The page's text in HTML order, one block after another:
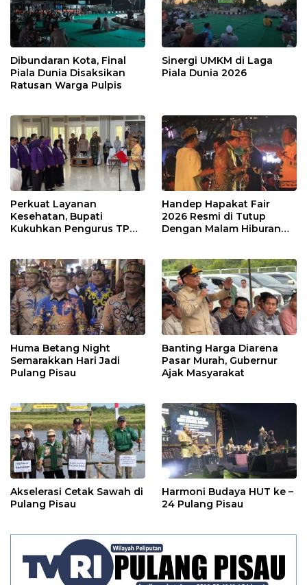
Dibundaran Kota, Final
Piala Dunia Disaksikan
Ratusan Warga Pulpis
Sinergi UMKM di Laga
Piala Dunia 2026
Perkuat Layanan
Kesehatan, Bupati
Kukuhkan Pengurus TP
Handep Hapakat Fair
2026 Resmi di Tutup
Dengan Malam Hiburan
Huma Betang Night
Semarakkan Hari Jadi
Pulang Pisau
Banting Harga Diarena
Pasar Murah, Gubernur
Ajak Masyarakat
Akselerasi Cetak Sawah di
Pulang Pisau
Harmoni Budaya HUT ke –
24 Pulang Pisau